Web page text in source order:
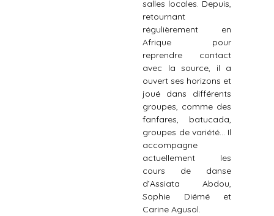
salles locales. Depuis,
retournant
régulièrement en
Afrique pour
reprendre contact
avec la source, il a
ouvert ses horizons et
joué dans différents
groupes, comme des
fanfares, batucada,
groupes de variété… Il
accompagne
actuellement les
cours de danse
d’Assiata Abdou,
Sophie Diémé et
Carine Agusol.